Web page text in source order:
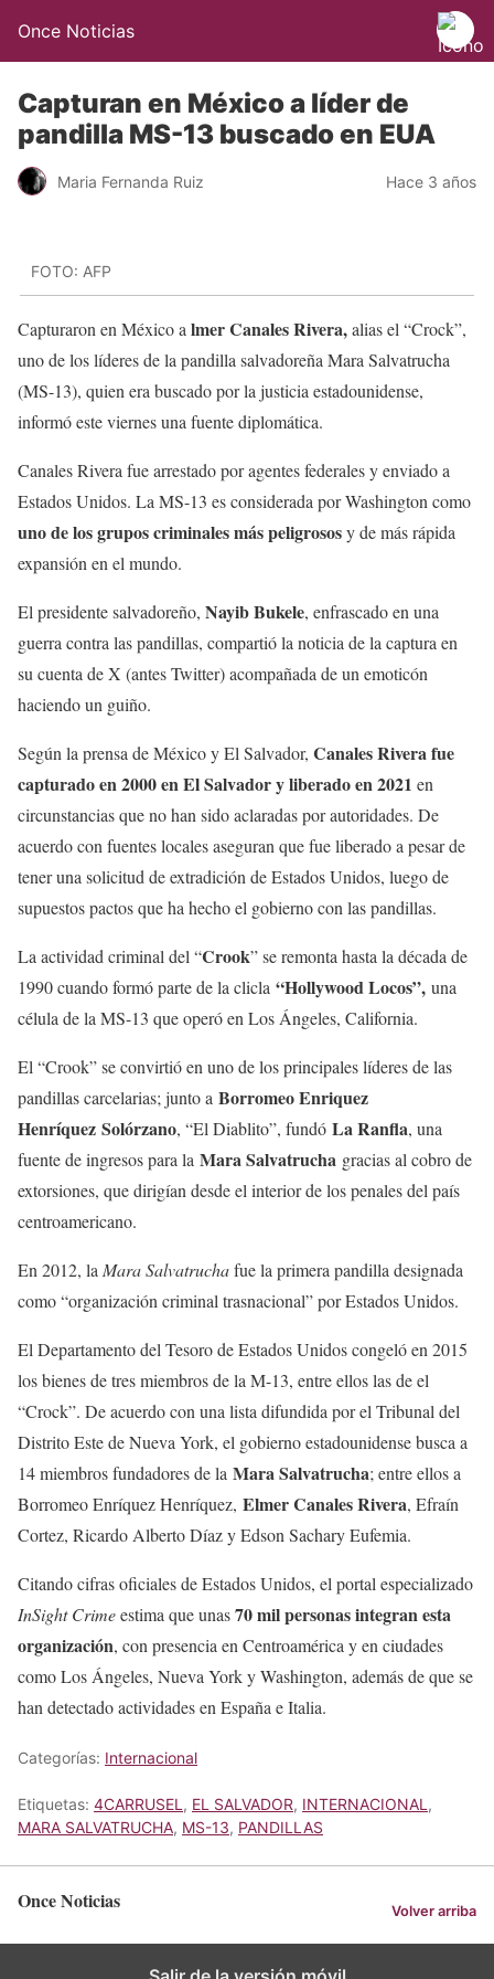
Once Noticias
Capturan en México a líder de
pandilla MS-13 buscado en EUA
Maria Fernanda Ruiz Hace 3 años
FOTO: AFP
Capturaron en México a lmer Canales Rivera,alias el “Crock”,
uno de los líderes de la pandilla salvadoreña Mara Salvatrucha
(MS-13), quien era buscado por la justicia estadounidense,
informó este viernes una fuente diplomática.
Canales Rivera fue arrestado por agentes federales y enviado a
Estados Unidos. La MS-13 es considerada por Washington como
uno de los grupos criminales más peligrososy de más rápida
expansión en el mundo.
El presidente salvadoreño, Nayib Bukele, enfrascado en una
guerra contra las pandillas, compartió la noticia de la captura en
su cuenta de X (antes Twitter) acompañada de un emoticón
haciendo un guiño.
Según la prensa de México y El Salvador, Canales Rivera fue
capturado en 2000 en El Salvador y liberado en 2021 en
circunstancias que no han sido aclaradas por autoridades. De
acuerdo con fuentes locales aseguran que fue liberado a pesar de
tener una solicitud de extradición de Estados Unidos, luego de
supuestos pactos que ha hecho el gobierno con las pandillas.
La actividad criminal del “Crook” se remonta hasta la década de
1990 cuando formó parte de la clicla “Hollywood Locos”, una
célula de la MS-13 que operó en Los Ángeles, California.
El “Crook” se convirtió en uno de los principales líderes de las
pandillas carcelarias; junto a Borromeo Enriquez
Henríquez Solórzano, “El Diablito”, fundó La Ranfla, una
fuente de ingresos para la Mara Salvatrucha gracias al cobro de
extorsiones, que dirigían desde el interior de los penales del país
centroamericano.
En 2012, la Mara Salvatruchafue la primera pandilla designada
como “organización criminal trasnacional” por Estados Unidos.
El Departamento del Tesoro de Estados Unidos congeló en 2015
los bienes de tres miembros de la M-13, entre ellos las de el
“Crock”. De acuerdo con una lista difundida por el Tribunal del
Distrito Este de Nueva York, el gobierno estadounidense busca a
14 miembros fundadores de la Mara Salvatrucha; entre ellos a
Borromeo Enríquez Henríquez, Elmer Canales Rivera, Efraín
Cortez, Ricardo Alberto Díaz y Edson Sachary Eufemia.
Citando cifras oficiales de Estados Unidos, el portal especializado
InSight Crimeestima que unas70 mil personas integran esta
organización, con presencia en Centroamérica y en ciudades
como Los Ángeles, Nueva York y Washington, además de que se
han detectado actividades en España e Italia.
Categorías: Internacional
Etiquetas: 4CARRUSEL , EL SALVADOR, INTERNACIONAL ,
MARA SALVATRUCHA, MS-13, PANDILLAS
Once Noticias Volver arriba